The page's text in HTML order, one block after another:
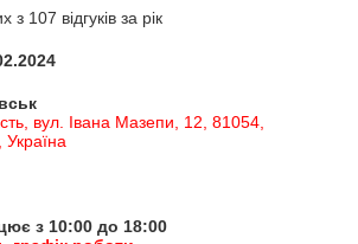
з 107 відгуків за рік
вул. Івана Мазепи, 12, 81054,
Україна
з 10:00 до 18:00